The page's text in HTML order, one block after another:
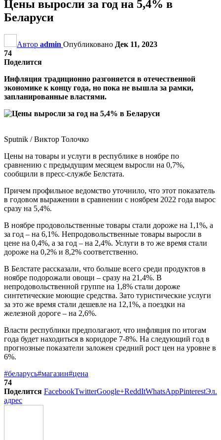
Цены выросли за год на 5,4% в
Беларуси
Автор admin Опубликовано Дек 11, 2023
74
Поделится
Инфляция традиционно разгоняется в отечественной
экономике к концу года, но пока не вышла за рамки,
запланированные властями.
Sputnik / Виктор Толочко
Цены на товары и услуги в республике в ноябре по
сравнению с предыдущим месяцем выросли на 0,7%,
сообщили в пресс-службе Белстата.
Причем профильное ведомство уточнило, что этот показатель
в годовом выражении в сравнении с ноябрем 2022 года вырос
сразу на 5,4%.
В ноябре продовольственные товары стали дороже на 1,1%, а
за год – на 6,1%. Непродовольственные товары выросли в
цене на 0,4%, а за год – на 2,4%. Услуги в то же время стали
дороже на 0,2% и 8,2% соответственно.
В Белстате рассказали, что больше всего среди продуктов в
ноябре подорожали овощи – сразу на 21,4%. В
непродовольственной группе на 1,8% стали дороже
синтетические моющие средства. Зато туристические услуги
за это же время стали дешевле на 12,1%, а поездки на
железной дороге – на 2,6%.
Власти республики предполагают, что инфляция по итогам
года будет находиться в коридоре 7-8%. На следующий год в
прогнозные показатели заложен средний рост цен на уровне в
6%.
#беларусь#магазин#цена
74
Поделится FacebookTwitterGoogle+ReddItWhatsAppPinterestЭл.
адрес